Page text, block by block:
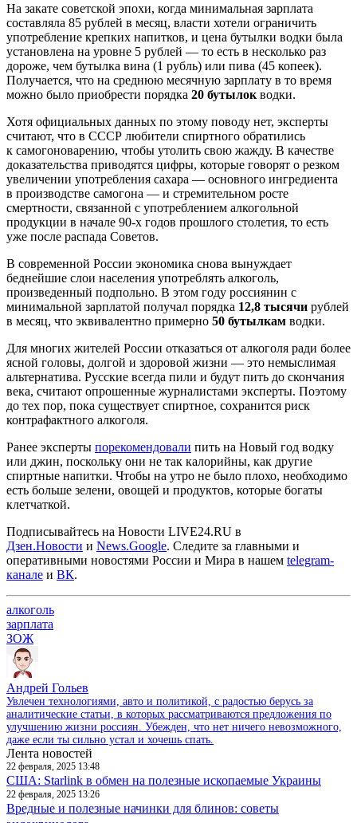
На закате советской эпохи, когда минимальная зарплата
составляла 85 рублей в месяц, власти хотели ограничить
употребление крепких напитков, и цена бутылки водки была
установлена на уровне 5 рублей — то есть в несколько раз
дороже, чем бутылка вина (1 рубль) или пива (45 копеек).
Получается, что на среднюю месячную зарплату в то время
можно было приобрести порядка 20 бутылок водки.
Хотя официальных данных по этому поводу нет, эксперты
считают, что в СССР любители спиртного обратились
к самогоноварению, чтобы утолить свою жажду. В качестве
доказательства приводятся цифры, которые говорят о резком
увеличении употребления сахара — основного ингредиента
в производстве самогона — и стремительном росте
смертности, связанной с употреблением алкогольной
продукции в начале 90-х годов прошлого столетия, то есть
уже после распада Советов.
В современной России экономика снова вынуждает
беднейшие слои населения употреблять алкоголь,
произведенный подпольно. В этом году россиянин с
минимальной зарплатой получал порядка 12,8 тысячи рублей
в месяц, что эквивалентно примерно 50 бутылкам водки.
Для многих жителей России отказаться от алкоголя ради более
ясной головы, долгой и здоровой жизни — это немыслимая
альтернатива. Русские всегда пили и будут пить до скончания
века, считают опрошенные журналистами эксперты. Поэтому
до тех пор, пока существует спиртное, сохранится риск
контрафактного алкоголя.
Ранее эксперты порекомендовали пить на Новый год водку
или джин, поскольку они не так калорийны, как другие
спиртные напитки. Чтобы на утро не было плохо, необходимо
есть больше зелени, овощей и продуктов, которые богаты
клетчаткой.
Подписывайтесь на Новости LIVE24.RU в
Дзен.Новости и News.Google. Следите за главными и
оперативными новостями России и Мира в нашем telegram-
канале и ВК.
алкоголь
зарплата
ЗОЖ
Андрей Гольев
Увлечен технологиями, авто и политикой, с радостью берусь за
аналитические статьи, в которых рассматриваются предложения по
улучшению жизни россиян. Убежден, что нет ничего невозможного,
даже если ты сильно устал и хочешь спать.
Лента новостей
22 февраля, 2025 13:48
США: Starlink в обмен на полезные ископаемые Украины
22 февраля, 2025 13:26
Вредные и полезные начинки для блинов: советы